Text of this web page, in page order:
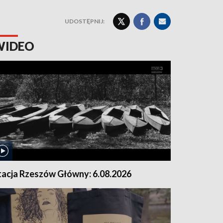
UDOSTĘPNIJ:
Rzeszów Główny: 6.08.2026